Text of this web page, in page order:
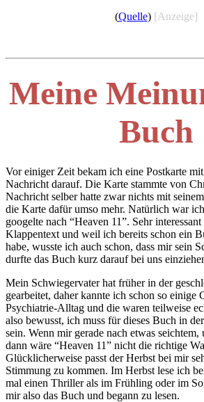
(Quelle) [Anzeige]
Meine
Buch
Vor einiger Zeit bekam ich eine Postkarte
Nachricht darauf. Die Karte stammte von
Nachricht selber hatte zwar nichts mit
die Karte dafür umso mehr. Natürlich war
googelte nach “Heaven 11”. Sehr
Klappentext und weil ich bereits schon ein
habe, wusste ich auch schon, dass mir sein
durfte das Buch kurz darauf bei uns
Mein Schwiegervater hat früher in der
gearbeitet, daher kannte ich schon so einige
Psychiatrie-Alltag und die waren teilweise
also bewusst, ich muss für dieses Buch in
sein. Wenn mir gerade nach etwas
dann wäre “Heaven 11” nicht die richtige
Glücklicherweise passt der Herbst bei mir
Stimmung zu kommen. Im Herbst lese ich
mal einen Thriller als im Frühling oder im
mir also das Buch und begann zu lesen.